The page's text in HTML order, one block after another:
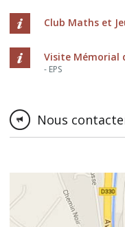
Club Maths et
Visite Mémorial
- EPS
Nous